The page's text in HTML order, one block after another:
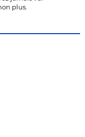
plus.